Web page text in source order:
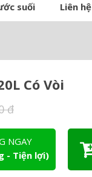
suối Liên hệ
Có Vòi
đ
NGAY
- Tiện lợi)